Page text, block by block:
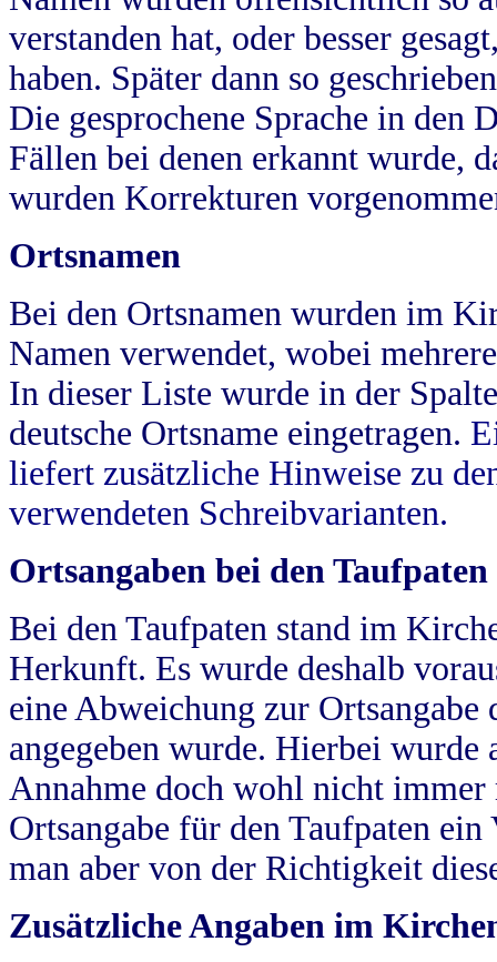
verstanden hat, oder besser
haben. Später dann so
Die gesprochene Sprache in
Fällen bei denen erkannt wurde,
wurden Korrekturen
Ortsnamen
Bei den Ortsnamen wurden im
Namen verwendet, wobei
In dieser Liste wurde in der
deutsche Ortsname eingetragen.
liefert zusätzliche Hinweise zu
verwendeten Schreibvarianten.
Ortsangaben bei den Taufpaten
Bei den Taufpaten stand im
Herkunft. Es wurde deshalb
eine Abweichung zur
angegeben wurde. Hierbei wurde
Annahme doch wohl nicht
Ortsangabe für den Taufpaten
man aber von der Richtigkeit
Zusätzliche Angaben im